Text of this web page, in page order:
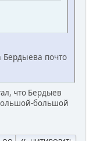
Бердыева почто
что Бердыев
большой